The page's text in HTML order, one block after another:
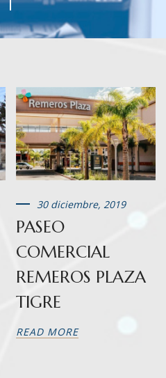
30 diciembre, 2019
PASEO
COMERCIAL
REMEROS PLAZA
TIGRE
READ MORE